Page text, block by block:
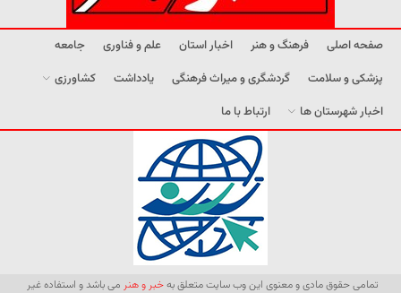
صفحه اصلی فرهنگ و هنر اخبار استان علم و فناوری
جامعه
پزشکی و سلامت
گردشگری و میراث فرهنگی یادداشت
کشاورزی
اخبار شهرستان ها
ارتباط با ما
تمامی حقوق مادی و معنوی این وب سایت متعلق بهخبر و هنر می باشد و استفاده غیر